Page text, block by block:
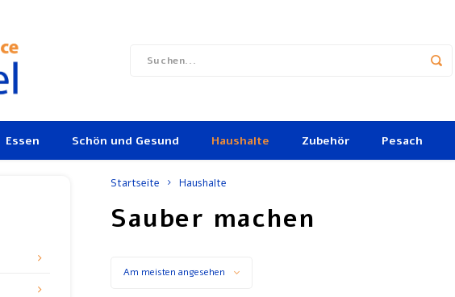
Essen Schön und Gesund Haushalte Zubehör Pesach
Startseite Haushalte
Sauber machen
Am meisten angesehen